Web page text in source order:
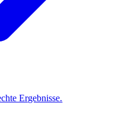
Ergebnisse.